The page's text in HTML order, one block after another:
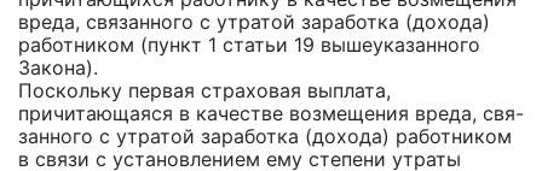
вреда, связанного с утратой заработка (дохода)
работником (пункт 1 статьи 19 вышеуказанного
Закона).
Поскольку первая страховая выплата,
причитающаяся в качестве возмещения вреда, свя-
занного с утратой заработка (дохода) работником
в связи с установлением ему степени утраты